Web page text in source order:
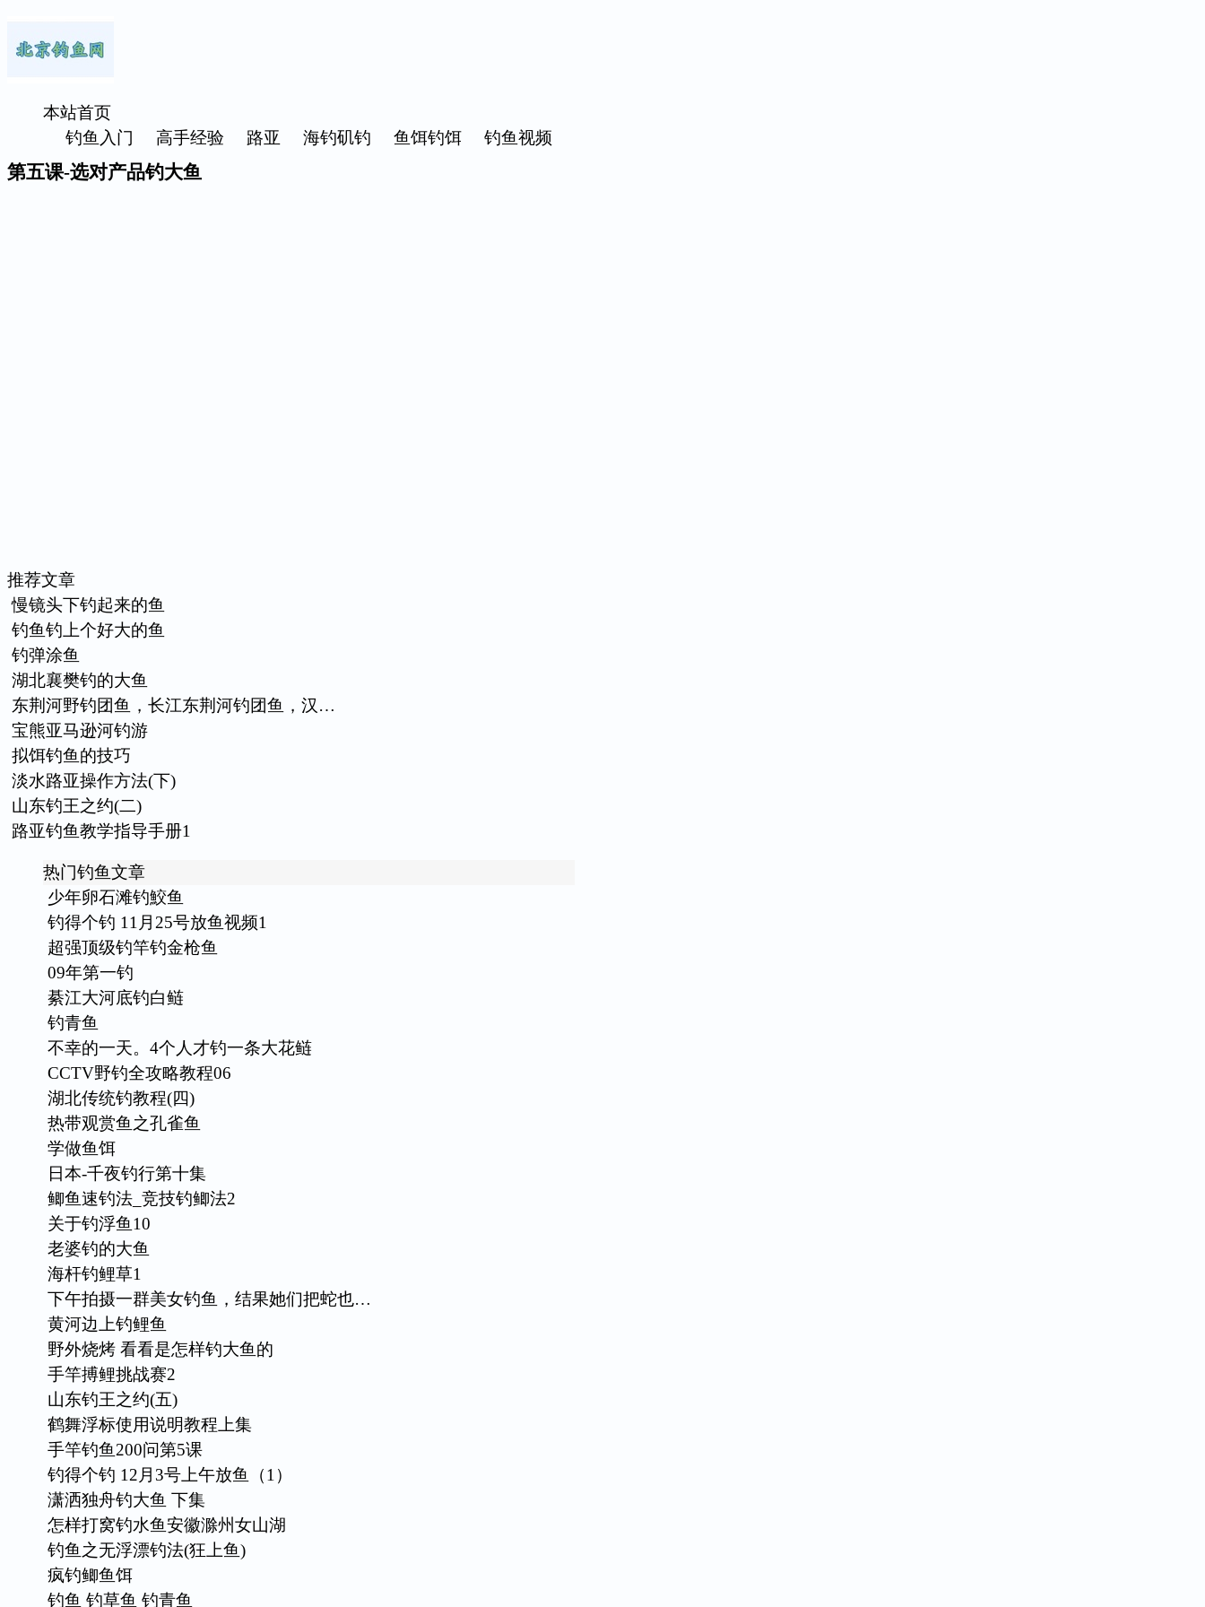
本站首页
钓鱼入门
高手经验 路亚 海钓矶钓 鱼饵钓饵 钓鱼视频
第五课-选对产品钓大鱼
推荐文章
慢镜头下钓起来的鱼
钓鱼钓上个好大的鱼
钓弹涂鱼
湖北襄樊钓的大鱼
东荆河野钓团鱼，长江东荆河钓团鱼，汉…
宝熊亚马逊河钓游
拟饵钓鱼的技巧
淡水路亚操作方法(下)
山东钓王之约(二)
路亚钓鱼教学指导手册1
热门钓鱼文章
少年卵石滩钓鮫鱼
钓得个钓 11月25号放鱼视频1
超强顶级钓竿钓金枪鱼
09年第一钓
綦江大河底钓白鲢
钓青鱼
不幸的一天。4个人才钓一条大花鲢
CCTV野钓全攻略教程06
湖北传统钓教程(四)
热带观赏鱼之孔雀鱼
学做鱼饵
日本-千夜钓行第十集
鲫鱼速钓法_竞技钓鲫法2
关于钓浮鱼10
老婆钓的大鱼
海杆钓鲤草1
下午拍摄一群美女钓鱼，结果她们把蛇也…
黄河边上钓鲤鱼
野外烧烤 看看是怎样钓大鱼的
手竿搏鲤挑战赛2
山东钓王之约(五)
鹤舞浮标使用说明教程上集
手竿钓鱼200问第5课
钓得个钓 12月3号上午放鱼（1）
潇洒独舟钓大鱼 下集
怎样打窝钓水鱼安徽滁州女山湖
钓鱼之无浮漂钓法(狂上鱼)
疯钓鲫鱼饵
钓鱼 钓草鱼 钓青鱼